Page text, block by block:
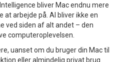
bliver Mac endnu mere
arbejde på. AI bliver ikke en
ved siden af alt andet – den
computeroplevelsen.
uanset om du bruger din Mac til
eller almindelig privat brug.